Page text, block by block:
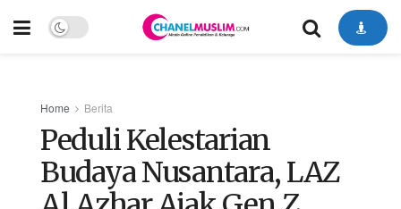
Home Berita
Peduli Kelestarian
Budaya Nusantara, LAZ